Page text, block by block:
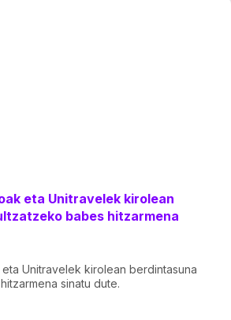
eta Unitravelek kirolean
babes hitzarmena
Unitravelek kirolean berdintasuna
sinatu dute.